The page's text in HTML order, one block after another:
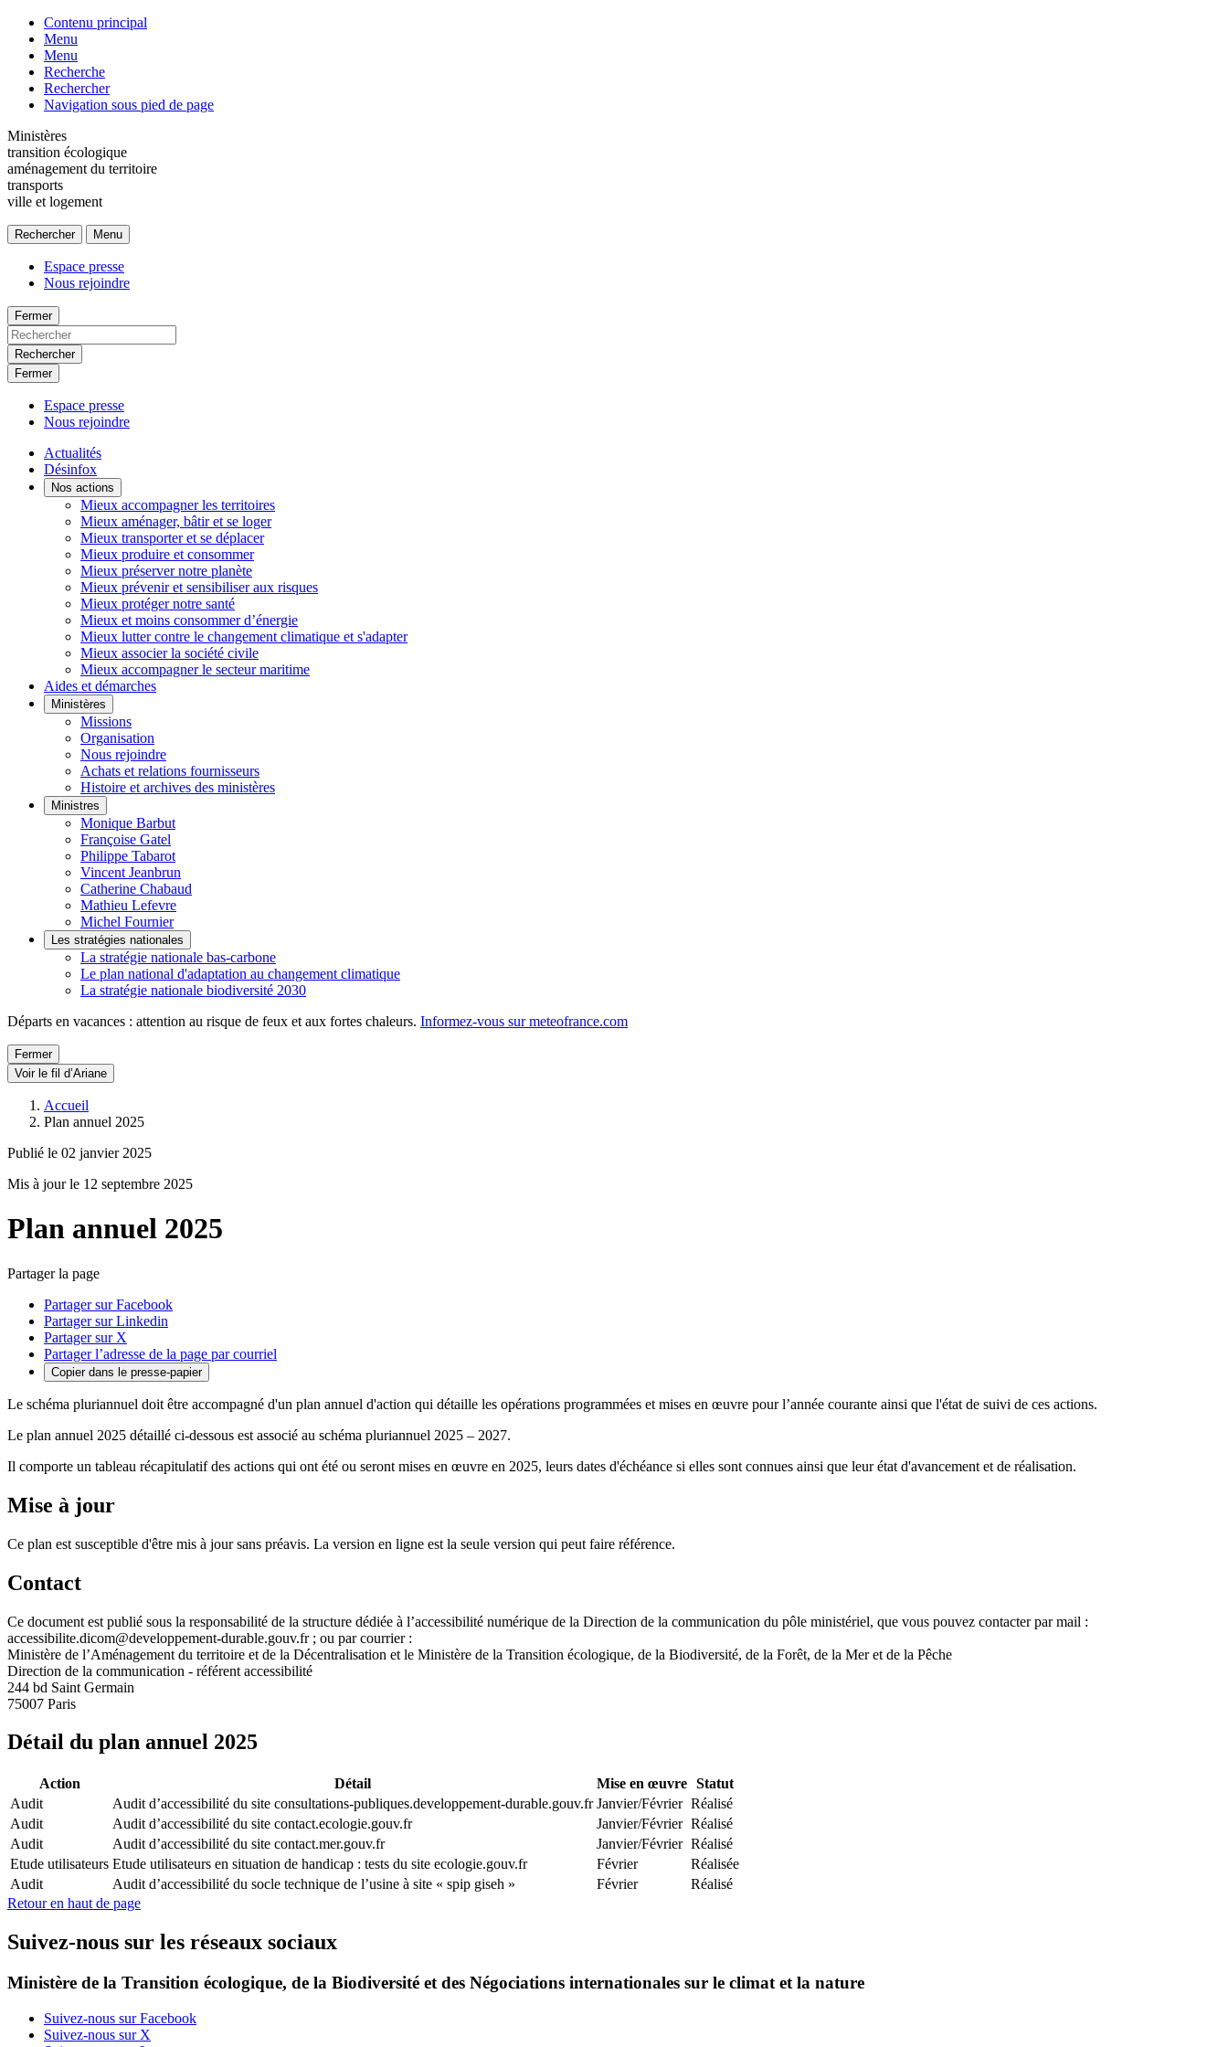
Contenu principal
Menu
Menu
Recherche
Rechercher
Navigation sous pied de page
Ministères
transition écologique
aménagement du territoire
transports
ville et logement
Rechercher Menu
Espace presse
Nous rejoindre
Fermer
Rechercher
Fermer
Espace presse
Nous rejoindre
Actualités
Désinfox
Nos actions
Mieux accompagner les territoires
Mieux aménager, bâtir et se loger
Mieux transporter et se déplacer
Mieux produire et consommer
Mieux préserver notre planète
Mieux prévenir et sensibiliser aux risques
Mieux protéger notre santé
Mieux et moins consommer d’énergie
Mieux lutter contre le changement climatique et s'adapter
Mieux associer la société civile
Mieux accompagner le secteur maritime
Aides et démarches
Ministères
Missions
Organisation
Nous rejoindre
Achats et relations fournisseurs
Histoire et archives des ministères
Ministres
Monique Barbut
Françoise Gatel
Philippe Tabarot
Vincent Jeanbrun
Catherine Chabaud
Mathieu Lefevre
Michel Fournier
Les stratégies nationales
La stratégie nationale bas-carbone
Le plan national d'adaptation au changement climatique
La stratégie nationale biodiversité 2030
Départs en vacances : attention au risque de feux et aux fortes chaleurs. Informez-vous sur meteofrance.com
Fermer
Voir le fil d’Ariane
Accueil
Plan annuel 2025
Publié le 02 janvier 2025
Mis à jour le 12 septembre 2025
Plan annuel 2025
Partager la page
Partager sur Facebook
Partager sur Linkedin
Partager sur X
Partager l’adresse de la page par courriel
Copier dans le presse-papier
Le schéma pluriannuel doit être accompagné d'un plan annuel d'action qui détaille les opérations programmées et mises en œuvre pour l’année courante ainsi que l'état de suivi de ces actions.
Le plan annuel 2025 détaillé ci-dessous est associé au schéma pluriannuel 2025 – 2027.
Il comporte un tableau récapitulatif des actions qui ont été ou seront mises en œuvre en 2025, leurs dates d'échéance si elles sont connues ainsi que leur état d'avancement et de réalisation.
Mise à jour
Ce plan est susceptible d'être mis à jour sans préavis. La version en ligne est la seule version qui peut faire référence.
Contact
Ce document est publié sous la responsabilité de la structure dédiée à l’accessibilité numérique de la Direction de la communication du pôle ministériel, que vous pouvez contacter par mail :
accessibilite.dicom@developpement-durable.gouv.fr ; ou par courrier :
Ministère de l’Aménagement du territoire et de la Décentralisation et le Ministère de la Transition écologique, de la Biodiversité, de la Forêt, de la Mer et de la Pêche
Direction de la communication - référent accessibilité
244 bd Saint Germain
75007 Paris
Détail du plan annuel 2025
Action Détail Mise en œuvre Statut
Audit
Audit d’accessibilité du site consultations-publiques.developpement-durable.gouv.fr Janvier/Février Réalisé
Audit
Audit d’accessibilité du site contact.ecologie.gouv.fr Janvier/Février Réalisé
Audit
Audit d’accessibilité du site contact.mer.gouv.fr Janvier/Février Réalisé
Etude utilisateurs Etude utilisateurs en situation de handicap : tests du site ecologie.gouv.fr Février
Réalisée
Audit
Audit d’accessibilité du socle technique de l’usine à site « spip giseh » Février
Réalisé
Retour en haut de page
Suivez-nous sur les réseaux sociaux
Ministère de la Transition écologique, de la Biodiversité et des Négociations internationales sur le climat et la nature
Suivez-nous sur Facebook
Suivez-nous sur X